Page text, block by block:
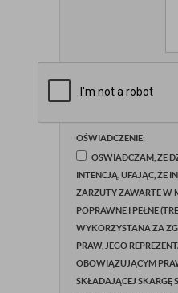
OŚWIADCZENIE:
OŚWIADCZAM, ŻE
INTENCJĄ, UFAJĄC, ŻE
ZARZUTY ZAWARTE W
POPRAWNE I PEŁNE
WYKORZYSTANA ZA
PRAW, JEGO
OBOWIĄZUJĄCYM
SKŁADAJĄCEJ SKARGĘ